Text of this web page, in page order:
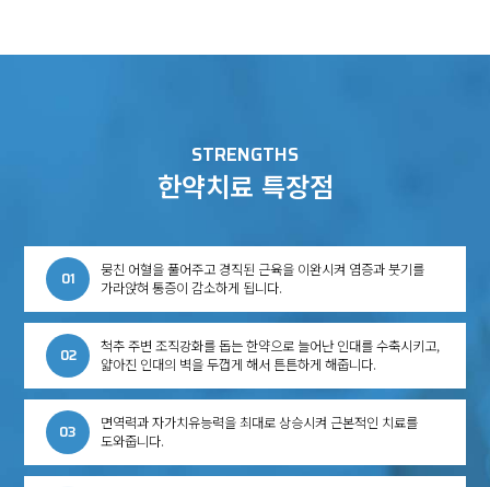
STRENGTHS
한약치료 특장점
01
뭉친 어혈을 풀어주고 경직된 근육을 이완시켜 염증과 붓기를
가라앉혀 통증이 감소하게 됩니다.
02
척추 주변 조직강화를 돕는 한약으로 늘어난 인대를 수축시키고,
얇아진 인대의 벽을 두껍게 해서 튼튼하게 해줍니다.
03
면역력과 자가치유능력을 최대로 상승시켜 근본적인 치료를
도와줍니다.